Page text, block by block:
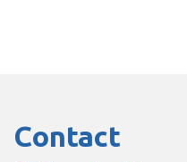
Contact